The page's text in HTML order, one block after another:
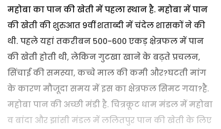
महोबा का पान की खेती में पहला स्थान है. महोबा में पान
की खेती की शुरुआत 9वीं शताब्दी में चंदेल शासकों ने की
थी. पहले यहां तकरीबन 500-600 एकड़ क्षेत्रफल में पान
की खेती होती थी, लेकिन गुटखा खाने के बढ़ते प्रचलन,
सिंचाई की समस्या, कच्चे माल की कमी और?घटती मांग
के कारण मौजूदा समय में इस का क्षेत्रफल सिमट गया?है.
महोबा पान की अच्छी मंडी है. चित्रकूट धाम मंडल में महोबा
व बांदा और झांसी मंडल में ललितपुर पान की खेती के लिए